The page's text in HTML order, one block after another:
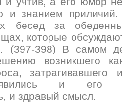
и знанием
бесед за
которые
(397-398) В самом
возникшего
затрагивавшего
и его
и здравый смысл.